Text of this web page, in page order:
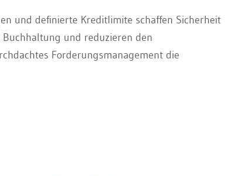
und definierte Kreditlimite schaffen Sicherheit
und reduzieren den
Forderungsmanagement die